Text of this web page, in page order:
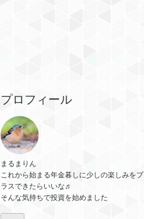
プロフィール
まるまりん
これから始まる年金暮しに少しの楽しみをプ
ラスできたらいいな♬
そんな気持ちで投資を始めました